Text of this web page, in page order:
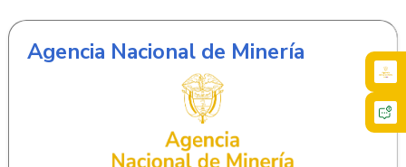
Agencia Nacional de Minería